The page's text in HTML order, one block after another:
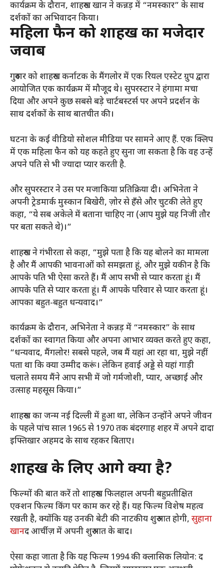
कार्यक्रम के दौरान, शाहरुख खान ने कन्नड़ में “नमस्कार” के साथ
दर्शकों का अभिवादन किया।
महिला फैन को शाहरुख का मजेदार
जवाब
गुरुवार को शाहरुख कर्नाटक के मैंगलोर में एक रियल एस्टेट ग्रुप द्वारा
आयोजित एक कार्यक्रम में मौजूद थे। सुपरस्टार ने हंगामा मचा
दिया और अपने कुछ सबसे बड़े चार्टबस्टर्स पर अपने प्रदर्शन के
साथ दर्शकों के साथ बातचीत की।
घटना के कई वीडियो सोशल मीडिया पर सामने आए हैं. एक क्लिप
में एक महिला फैन को यह कहते हुए सुना जा सकता है कि वह उन्हें
अपने पति से भी ज्यादा प्यार करती है.
और सुपरस्टार ने उस पर मजाकिया प्रतिक्रिया दी। अभिनेता ने
अपनी ट्रेडमार्क मुस्कान बिखेरी, ज़ोर से हँसे और चुटकी लेते हुए
कहा, “ये सब अकेले में बताना चाहिए ना (आप मुझे यह निजी तौर
पर बता सकते थे)।”
शाहरुख ने गंभीरता से कहा, “मुझे पता है कि यह बोलने का मामला
है और मैं आपकी भावनाओं को समझता हूं, और मुझे यकीन है कि
आपके पति भी ऐसा करते हैं। मैं आप सभी से प्यार करता हूं। मैं
आपके पति से प्यार करता हूं। मैं आपके परिवार से प्यार करता हूं।
आपका बहुत-बहुत धन्यवाद।”
कार्यक्रम के दौरान, अभिनेता ने कन्नड़ में “नमस्कार” के साथ
दर्शकों का स्वागत किया और अपना आभार व्यक्त करते हुए कहा,
“धन्यवाद, मैंगलोर! सबसे पहले, जब मैं यहां आ रहा था, मुझे नहीं
पता था कि क्या उम्मीद करूं। लेकिन हवाई अड्डे से यहां गाड़ी
चलाते समय मैंने आप सभी में जो गर्मजोशी, प्यार, अच्छाई और
उत्साह महसूस किया।”
शाहरुख का जन्म नई दिल्ली में हुआ था, लेकिन उन्होंने अपने जीवन
के पहले पांच साल 1965 से 1970 तक बंदरगाह शहर में अपने दादा
इफ्तिखार अहमद के साथ रहकर बिताए।
शाहरुख के लिए आगे क्या है?
फिल्मों की बात करें तो शाहरुख फिलहाल अपनी बहुप्रतीक्षित
एक्शन फिल्म किंग पर काम कर रहे हैं। यह फिल्म विशेष महत्व
रखती है, क्योंकि यह उनकी बेटी की नाटकीय शुरुआत होगी, सुहाना
खानद आर्चीज़ में अपनी शुरुआत के बाद।
ऐसा कहा जाता है कि यह फिल्म 1994 की क्लासिक लियोन: द